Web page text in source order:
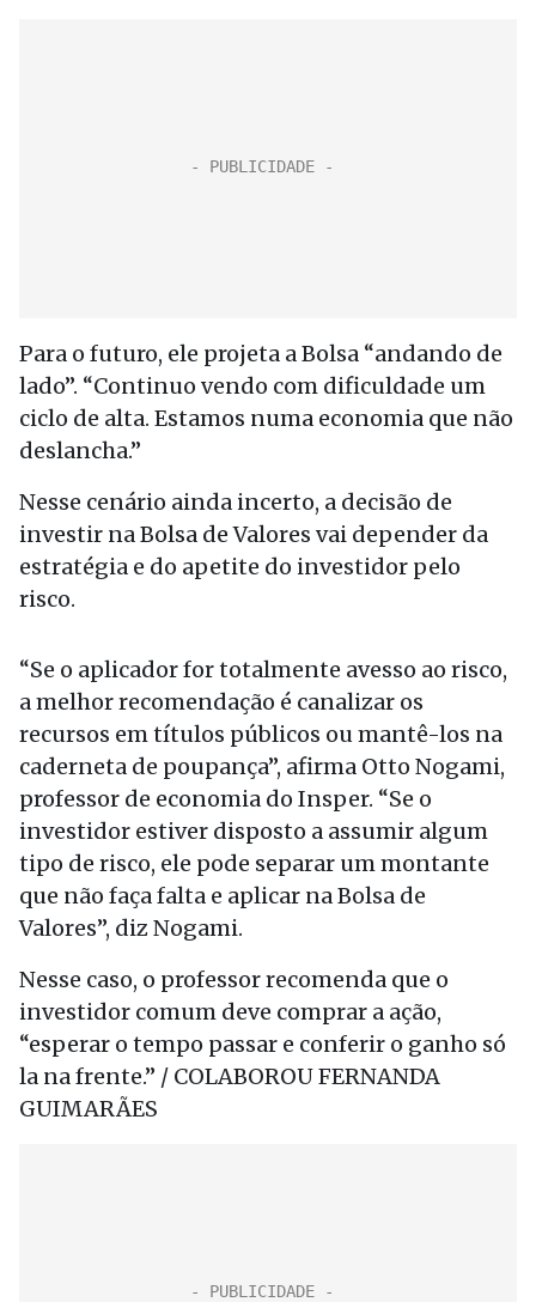
Para o futuro, ele projeta a Bolsa “andando de
lado”. “Continuo vendo com dificuldade um
ciclo de alta. Estamos numa economia que não
deslancha.”
Nesse cenário ainda incerto, a decisão de
investir na Bolsa de Valores vai depender da
estratégia e do apetite do investidor pelo
risco.
“Se o aplicador for totalmente avesso ao risco,
a melhor recomendação é canalizar os
recursos em títulos públicos ou mantê-los na
caderneta de poupança”, afirma Otto Nogami,
professor de economia do Insper. “Se o
investidor estiver disposto a assumir algum
tipo de risco, ele pode separar um montante
que não faça falta e aplicar na Bolsa de
Valores”, diz Nogami.
Nesse caso, o professor recomenda que o
investidor comum deve comprar a ação,
“esperar o tempo passar e conferir o ganho só
la na frente.” / COLABOROU FERNANDA
GUIMARÃES